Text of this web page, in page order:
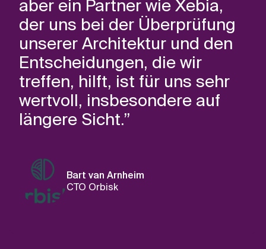
aber ein Partner wie Xebia,
der uns bei der Überprüfung
unserer Architektur und den
Entscheidungen, die wir
treffen, hilft, ist für uns sehr
wertvoll, insbesondere auf
längere Sicht.”
Bart van Arnheim
CTO Orbisk